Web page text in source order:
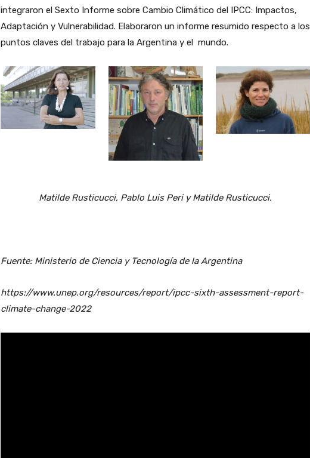
integraron el Sexto Informe sobre Cambio Climático del IPCC: Impactos,
Adaptación y Vulnerabilidad. Elaboraron un informe resumido respecto a los
puntos claves del trabajo para la Argentina y el mundo.
Matilde Rusticucci, Pablo Luis Peri y Matilde Rusticucci.
Fuente: Ministerio de Ciencia y Tecnología de la Argentina
https://www.unep.org/resources/report/ipcc-sixth-assessment-report-
climate-change-2022